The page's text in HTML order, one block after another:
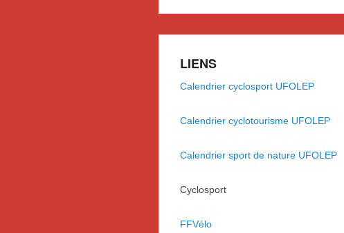
LIENS
Calendrier cyclosport UFOLEP
Calendrier cyclotourisme UFOLEP
Calendrier sport de nature UFOLEP
Cyclosport
FFVélo